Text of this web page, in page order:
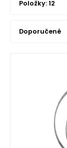
Položky: 12
Doporučené